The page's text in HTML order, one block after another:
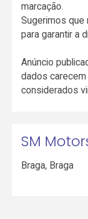
marcação.
Sugerimos que
para garantir a
Anúncio
dados
considerados
SM
Braga, Braga